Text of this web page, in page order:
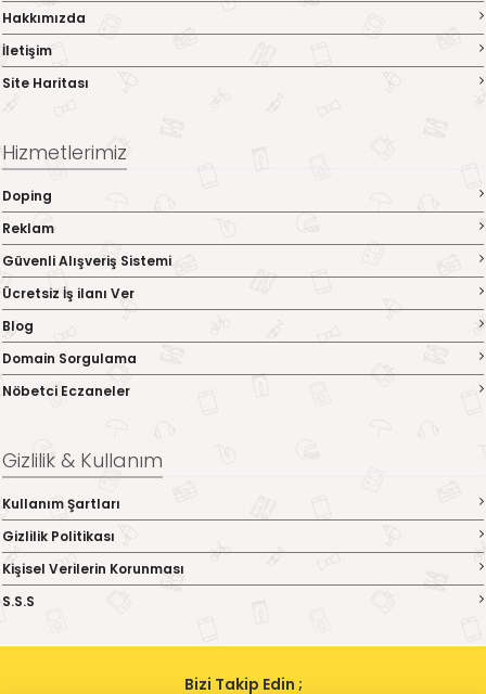
Hakkımızda
İletişim
Site Haritası
Hizmetlerimiz
Doping
Reklam
Güvenli Alışveriş Sistemi
Ücretsiz İş ilanı Ver
Blog
Domain Sorgulama
Nöbetci Eczaneler
Gizlilik & Kullanım
Kullanım Şartları
Gizlilik Politikası
Kişisel Verilerin Korunması
S.S.S
Bizi Takip Edin ;